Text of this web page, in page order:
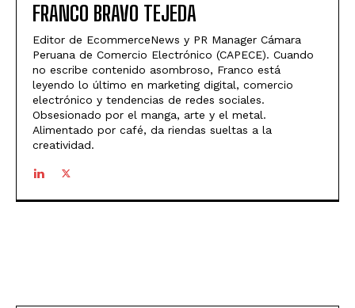
FRANCO BRAVO TEJEDA
Editor de EcommerceNews y PR Manager Cámara
Peruana de Comercio Electrónico (CAPECE). Cuando
no escribe contenido asombroso, Franco está
leyendo lo último en marketing digital, comercio
electrónico y tendencias de redes sociales.
Obsesionado por el manga, arte y el metal.
Alimentado por café, da riendas sueltas a la
creatividad.